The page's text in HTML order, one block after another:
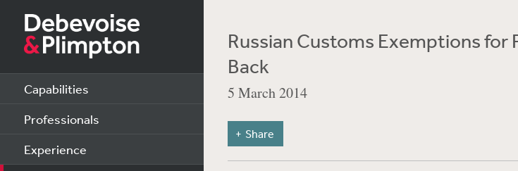
Capabilities
Professionals
Experience
Russian Customs Exemptions for
Back
5 March 2014
Share